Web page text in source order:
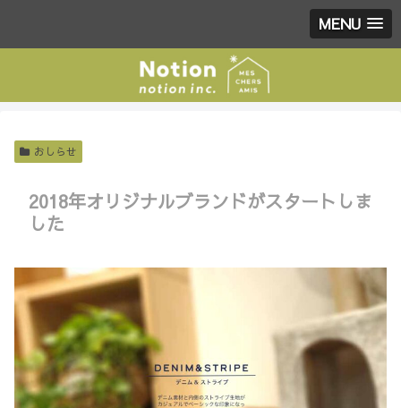
MENU
おしらせ
2018年オリジナルブランドがスタートしま
した